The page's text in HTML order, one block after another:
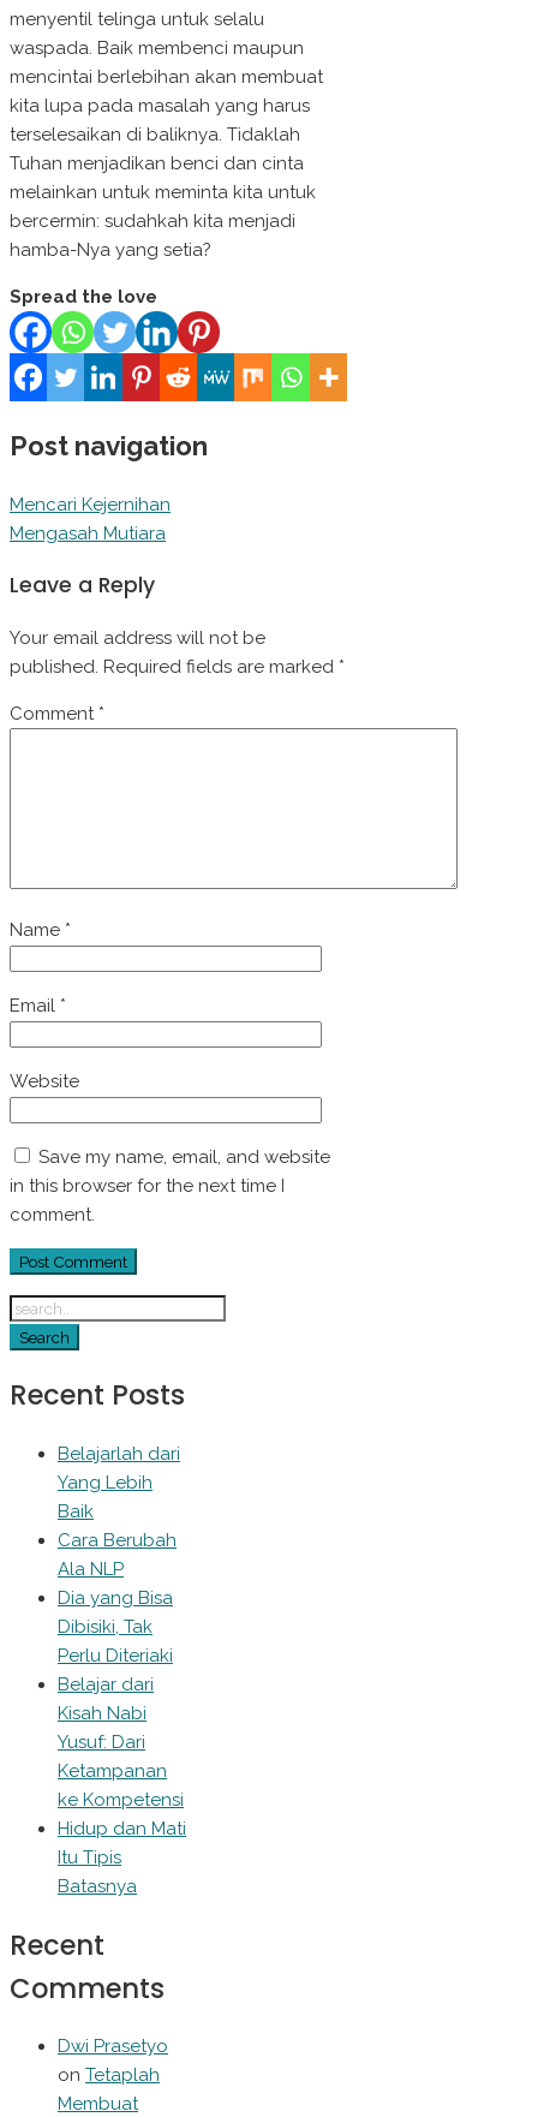
menyentil telinga untuk selalu
waspada. Baik membenci maupun
mencintai berlebihan akan membuat
kita lupa pada masalah yang harus
terselesaikan di baliknya. Tidaklah
Tuhan menjadikan benci dan cinta
melainkan untuk meminta kita untuk
bercermin: sudahkah kita menjadi
hamba-Nya yang setia?
Spread the love
Post navigation
Mencari Kejernihan
Mengasah Mutiara
Leave a Reply
Your email address will not be
published. Required fields are marked *
Comment *
Name *
Email *
Website
Save my name, email, and website
in this browser for the next time I
comment.
Recent Posts
Belajarlah dari
Yang Lebih
Baik
Cara Berubah
Ala NLP
Dia yang Bisa
Dibisiki, Tak
Perlu Diteriaki
Belajar dari
Kisah Nabi
Yusuf: Dari
Ketampanan
ke Kompetensi
Hidup dan Mati
Itu Tipis
Batasnya
Recent
Comments
Dwi Prasetyo
on Tetaplah
Membuat